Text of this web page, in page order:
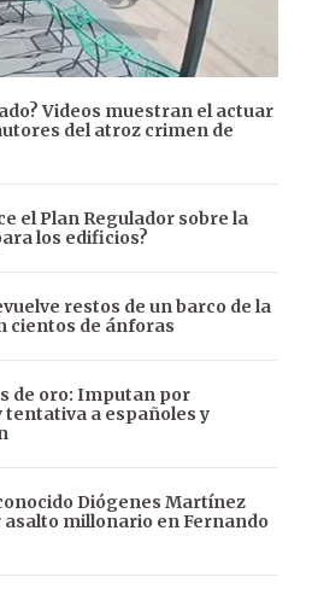
Videos muestran el actuar
del atroz crimen de
el Plan Regulador sobre la
los edificios?
restos de un barco de la
cientos de ánforas
de oro: Imputan por
tentativa a españoles y
Diógenes Martínez
asalto millonario en Fernando